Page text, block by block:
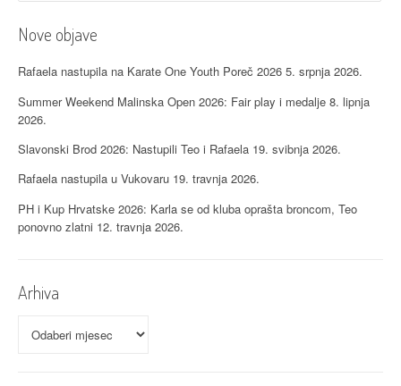
Nove objave
Rafaela nastupila na Karate One Youth Poreč 2026 5. srpnja 2026.
Summer Weekend Malinska Open 2026: Fair play i medalje 8. lipnja
2026.
Slavonski Brod 2026: Nastupili Teo i Rafaela 19. svibnja 2026.
Rafaela nastupila u Vukovaru 19. travnja 2026.
PH i Kup Hrvatske 2026: Karla se od kluba oprašta broncom, Teo
ponovno zlatni 12. travnja 2026.
Arhiva